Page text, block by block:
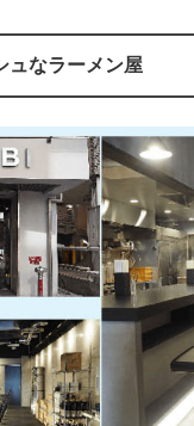
ュなラーメン屋